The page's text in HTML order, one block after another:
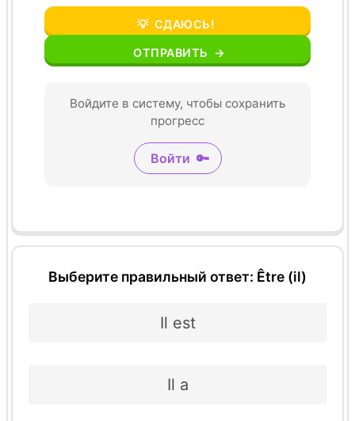
💡 СДАЮСЬ!
ОТПРАВИТЬ →
Войдите в систему, чтобы сохранить
прогресс
Войти 🔑
Выберите правильный ответ: Être (il)
Il est
Il a